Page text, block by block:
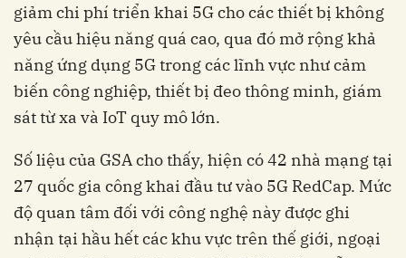
giảm chi phí triển khai 5G cho các thiết bị không
yêu cầu hiệu năng quá cao, qua đó mở rộng khả
năng ứng dụng 5G trong các lĩnh vực như cảm
biến công nghiệp, thiết bị đeo thông minh, giám
sát từ xa và IoT quy mô lớn.
Số liệu của GSA cho thấy, hiện có 42 nhà mạng tại
27 quốc gia công khai đầu tư vào 5G RedCap. Mức
độ quan tâm đối với công nghệ này được ghi
nhận tại hầu hết các khu vực trên thế giới, ngoại